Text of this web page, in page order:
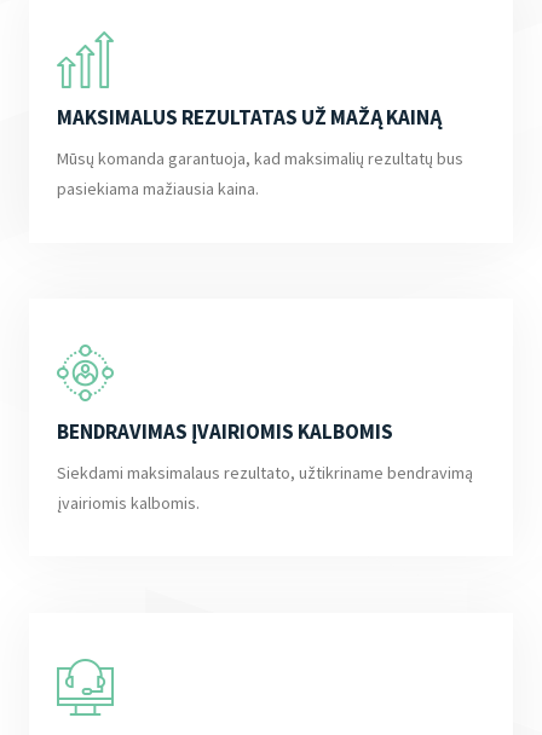
MAKSIMALUS REZULTATAS UŽ MAŽĄ KAINĄ
Mūsų komanda garantuoja, kad maksimalių rezultatų bus
pasiekiama mažiausia kaina.
BENDRAVIMAS ĮVAIRIOMIS KALBOMIS
Siekdami maksimalaus rezultato, užtikriname bendravimą
įvairiomis kalbomis.